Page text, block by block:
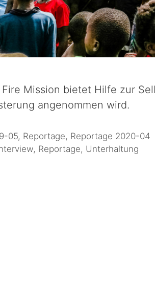
Fire Mission bietet Hilfe zur
angenommen wird.
05, Reportage, Reportage 2020-04
, Reportage, Unterhaltung